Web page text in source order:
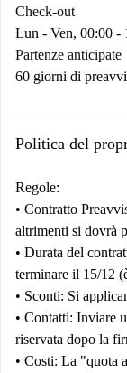
Check-out
Lun - Ven, 00:00 -
Partenze anticipate
60 giorni di
Politica del
Regole:
• Contratto
altrimenti si dovrà
• Durata del
terminare il 15/12
• Sconti: Si
• Contatti: Inviare
riservata dopo la
• Costi: La "quota